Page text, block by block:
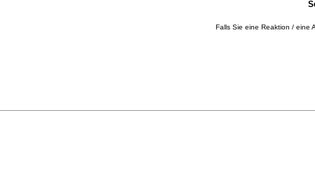
Falls Sie eine Reaktion / eine